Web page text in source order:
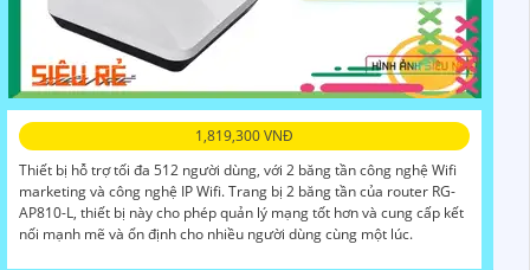
1,819,300 VNĐ
Thiết bị hỗ trợ tối đa 512 người dùng, với 2 băng tần công nghệ Wifi
marketing và công nghệ IP Wifi. Trang bị 2 băng tần của router RG-
AP810-L, thiết bị này cho phép quản lý mạng tốt hơn và cung cấp kết
nối mạnh mẽ và ổn định cho nhiều người dùng cùng một lúc.